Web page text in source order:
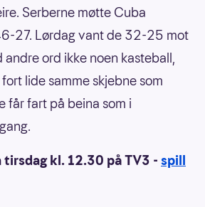
Serberne møtte Cuba
27. Lørdag vant de 32-25 mot
andre ord ikke noen kasteball,
lide samme skjebne som
får fart på beina som i
tirsdag kl. 12.30 på TV3 - spill